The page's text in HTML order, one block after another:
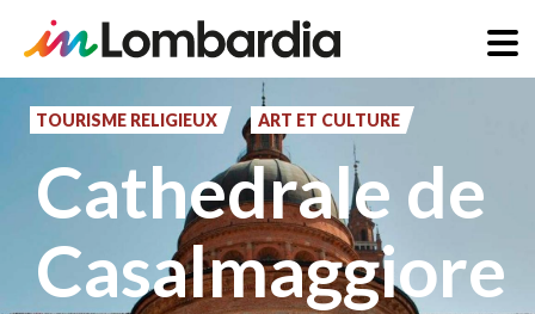
principal
TOURISME RELIGIEUX ART ET CULTURE
Cathedrale de
Casalmaggiore